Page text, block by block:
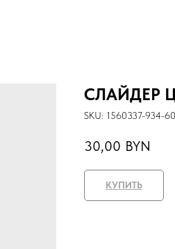
СЛАЙДЕР
SKU: 1560337-934-
30,00 BYN
КУПИТЬ